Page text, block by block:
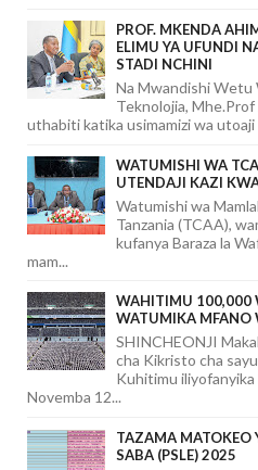
PROF. MKENDA
ELIMU YA UFUNDI
STADI NCHINI
Na Mwandishi Wetu
Teknolojia,
uthabiti katika usimamizi wa utoaji
WATUMISHI WA
UTENDAJI KAZI
Watumishi wa
Tanzania (TCAA),
kufanya Baraza la
mam...
WAHITIMU 100,000
WATUMIKA MFANO
SHINCHEONJI
cha Kikristo cha
Kuhitimu
Novemba 12...
TAZAMA MATOKEO
SABA (PSLE) 2025